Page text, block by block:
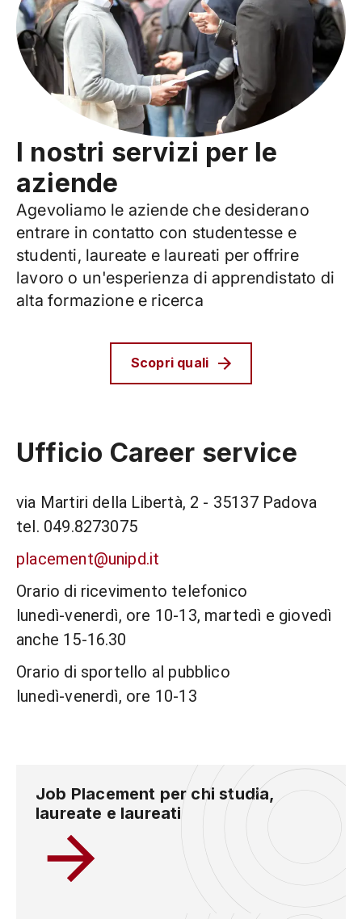
I nostri servizi per le
aziende
Agevoliamo le aziende che desiderano
entrare in contatto con studentesse e
studenti, laureate e laureati per offrire
lavoro o un'esperienza di apprendistato di
alta formazione e ricerca
Scopri quali
Ufficio Career service
via Martiri della Libertà, 2 - 35137 Padova
tel. 049.8273075
placement@unipd.it
Orario di ricevimento telefonico
lunedì-venerdì, ore 10-13, martedì e giovedì
anche 15-16.30
Orario di sportello al pubblico
lunedì-venerdì, ore 10-13
Job Placement per chi studia,
laureate e laureati